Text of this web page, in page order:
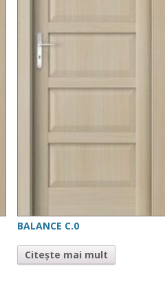
BALANCE C.0
Citește mai mult